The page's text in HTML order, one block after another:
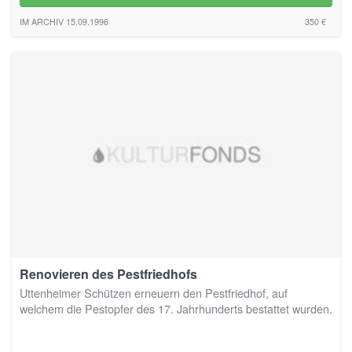
IM ARCHIV 15.09.1996 350 €
Renovieren des Pestfriedhofs
Uttenheimer Schützen erneuern den Pestfriedhof, auf
welchem die Pestopfer des 17. Jahrhunderts bestattet wurden.